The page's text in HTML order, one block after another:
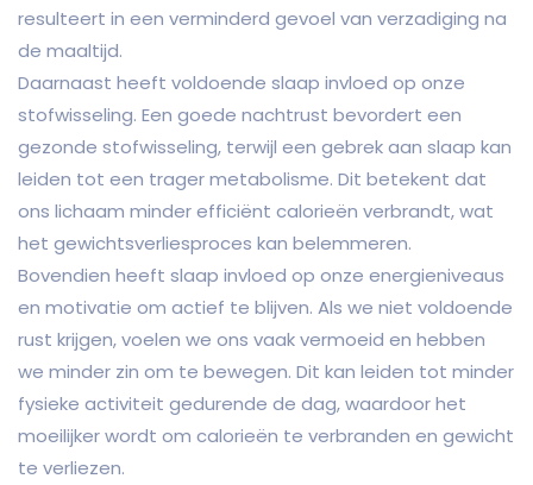
resulteert in een verminderd gevoel van verzadiging na
de maaltijd.
Daarnaast heeft voldoende slaap invloed op onze
stofwisseling. Een goede nachtrust bevordert een
gezonde stofwisseling, terwijl een gebrek aan slaap kan
leiden tot een trager metabolisme. Dit betekent dat
ons lichaam minder efficiënt calorieën verbrandt, wat
het gewichtsverliesproces kan belemmeren.
Bovendien heeft slaap invloed op onze energieniveaus
en motivatie om actief te blijven. Als we niet voldoende
rust krijgen, voelen we ons vaak vermoeid en hebben
we minder zin om te bewegen. Dit kan leiden tot minder
fysieke activiteit gedurende de dag, waardoor het
moeilijker wordt om calorieën te verbranden en gewicht
te verliezen.